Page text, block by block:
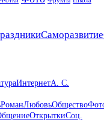
Саморазвитие
ИнтернетА. С.
РоманЛюбовьОбщество
ОткрыткиСоц.